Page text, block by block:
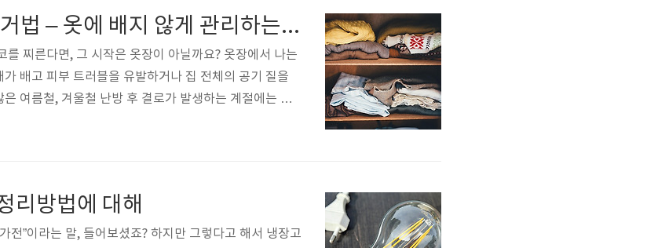
면 실내..
옷장 속 퀴퀴한 냄새 제거법 – 옷에 배지 않게 관리하는 법
를 찌른다면, 그 시작은 옷장이 아닐까요? 옷장에서 나는
배고 피부 트러블을 유발하거나 집 전체의 공기 질을
여름철, 겨울철 난방 후 결로가 발생하는 계절에는 옷
에서는 냄새의 원인부터 실질적인 제거 방법, 예방 및
..리방법에 대해
전”이라는 말, 들어보셨죠? 하지만 그렇다고 해서 냉장고